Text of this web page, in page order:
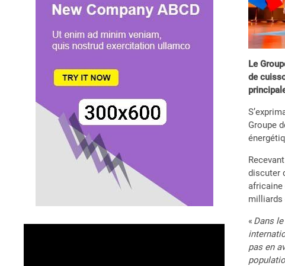
Le
de
Groupe
discuter
africaine
milliards
« Dans
pas en